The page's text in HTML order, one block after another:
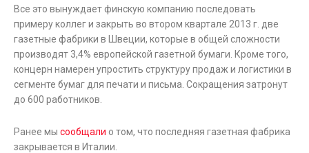
Все это вынуждает финскую компанию последовать
примеру коллег и закрыть во втором квартале 2013 г. две
газетные фабрики в Швеции, которые в общей сложности
производят 3,4% европейской газетной бумаги. Кроме того,
концерн намерен упростить структуру продаж и логистики в
сегменте бумаг для печати и письма. Сокращения затронут
до 600 работников.
Ранее мы сообщали о том, что последняя газетная фабрика
закрывается в Италии.